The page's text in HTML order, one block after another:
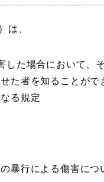
）は、
した場合において、
た者を知ることが
る規定
暴行による傷害につ